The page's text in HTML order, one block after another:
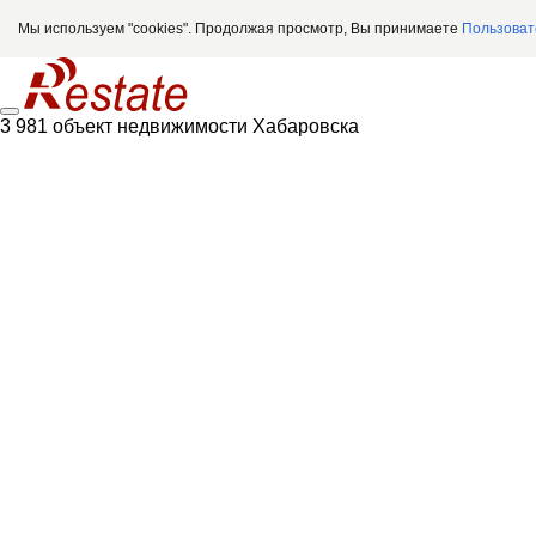
Мы используем "cookies". Продолжая просмотр, Вы принимаете
3 981 объект недвижимости Хабаровска